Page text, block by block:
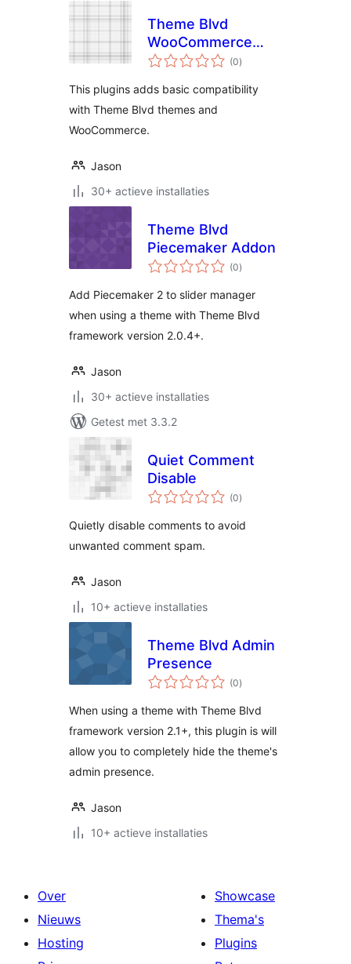
Theme Blvd
WooCommerce
Patch
(0totaal
waarderingen
)
This plugins adds basic compatibility
with Theme Blvd themes and
WooCommerce.
Jason
30+ actieve installaties
Theme Blvd
Piecemaker Addon
(0totaal
waarderingen
)
Add Piecemaker 2 to slider manager
when using a theme with Theme Blvd
framework version 2.0.4+.
Jason
30+ actieve installaties
Getest met 3.3.2
Quiet Comment
Disable
(0totaal
waarderingen
)
Quietly disable comments to avoid
unwanted comment spam.
Jason
10+ actieve installaties
Theme Blvd Admin
Presence
(0totaal
waarderingen
)
When using a theme with Theme Blvd
framework version 2.1+, this plugin is will
allow you to completely hide the theme's
admin presence.
Jason
10+ actieve installaties
Over
Nieuws
Hosting
Showcase
Thema's
Plugins